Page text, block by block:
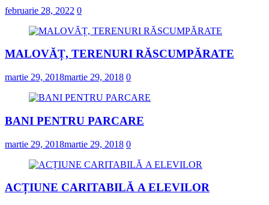
februarie 28, 2022 0
MALOVĂȚ, TERENURI RĂSCUMPĂRATE
martie 29, 2018martie 29, 2018 0
BANI PENTRU PARCARE
martie 29, 2018martie 29, 2018 0
ACȚIUNE CARITABILĂ A ELEVILOR